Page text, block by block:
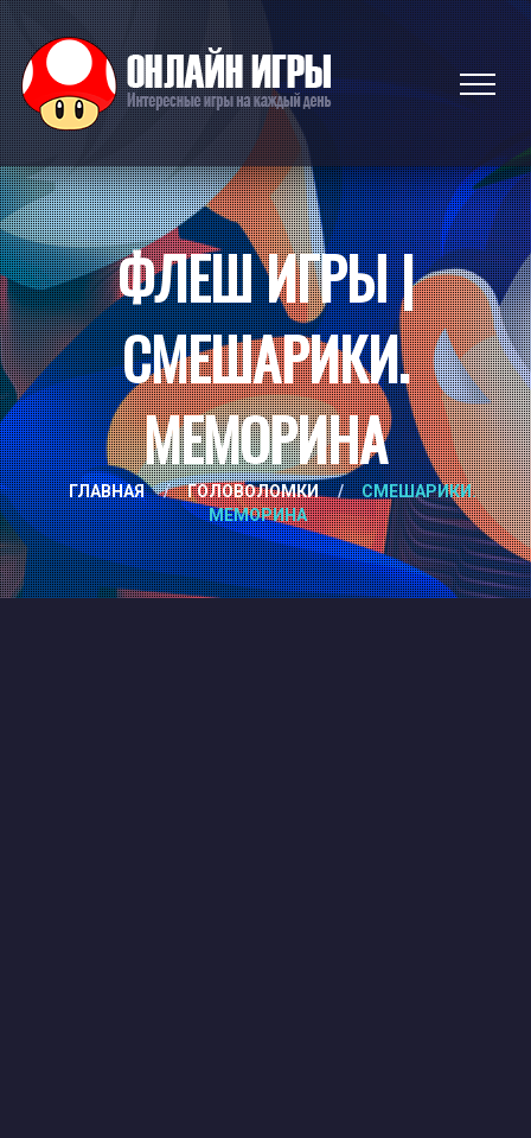
ФЛЕШ ИГРЫ |
СМЕШАРИКИ.
МЕМОРИНА
ГЛАВНАЯ / ГОЛОВОЛОМКИ /
СМЕШАРИКИ.
МЕМОРИНА